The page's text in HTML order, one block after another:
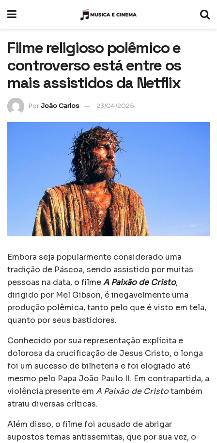
Filme religioso polêmico e
controverso está entre os
mais assistidos da Netflix
PorJoão Carlos 23/04/2025
Embora seja popularmente considerado uma
tradição de Páscoa, sendo assistido por muitas
pessoas na data, o filmeA Paixão de Cristo,
dirigido por Mel Gibson, é inegavelmente uma
produção polêmica, tanto pelo que é visto em tela,
quanto por seus bastidores.
Conhecido por sua representação explícita e
dolorosa da crucificação de Jesus Cristo, o longa
foi um sucesso de bilheteria e foi elogiado até
mesmo pelo Papa João Paulo II. Em contrapartida, a
violência presente em A Paixão de Cristotambém
atraiu diversas críticas.
Além disso, o filme foi acusado de abrigar
supostos temas antissemitas, que por sua vez, o